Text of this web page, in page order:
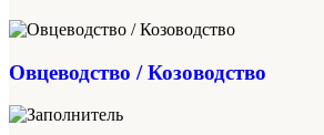
Овцеводство / Козоводство